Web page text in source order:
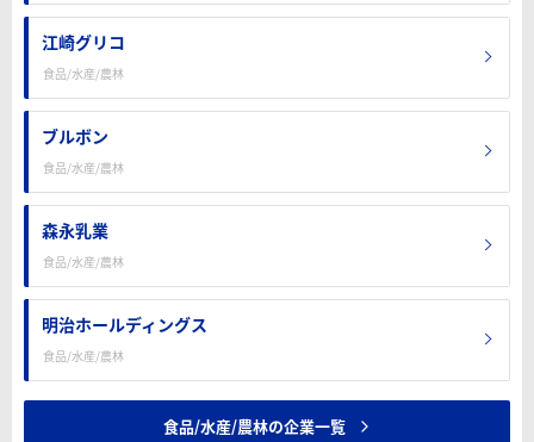
江崎グリコ
食品/水産/農林
ブルボン
食品/水産/農林
森永乳業
食品/水産/農林
明治ホールディングス
食品/水産/農林
食品/水産/農林の企業一覧